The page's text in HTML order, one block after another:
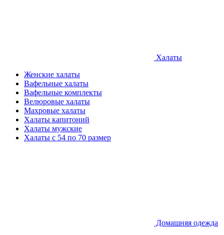
Халаты
Женские халаты
Вафельные халаты
Вафельные комплекты
Велюровые халаты
Махровые халаты
Халаты капитоний
Халаты мужские
Халаты с 54 по 70 размер
Домашняя одежда